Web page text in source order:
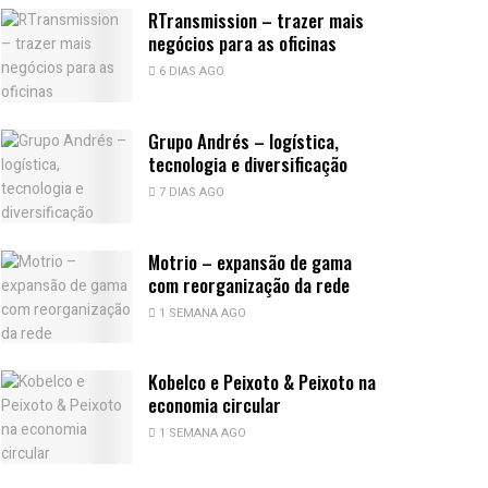
RTransmission – trazer mais
negócios para as oficinas
6 DIAS AGO
Grupo Andrés – logística,
tecnologia e diversificação
7 DIAS AGO
Motrio – expansão de gama
com reorganização da rede
1 SEMANA AGO
Kobelco e Peixoto & Peixoto na
economia circular
1 SEMANA AGO